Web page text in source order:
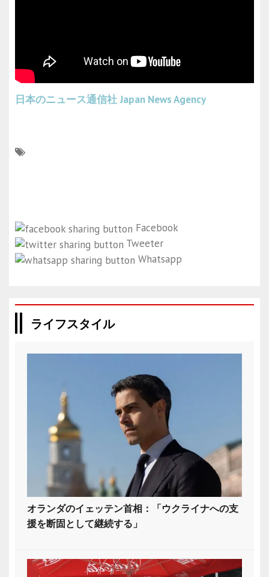
日本のニュース通信社 Japan News Agency
Facebook
Tweeter
Whatsapp
ライフスタイル
オランダのイェッテン首相：「ウクライナへの支
援を断固として継続する」